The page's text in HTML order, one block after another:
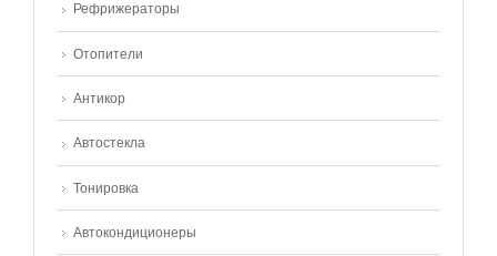
Рефрижераторы
Отопители
Антикор
Автостекла
Тонировка
Автокондиционеры